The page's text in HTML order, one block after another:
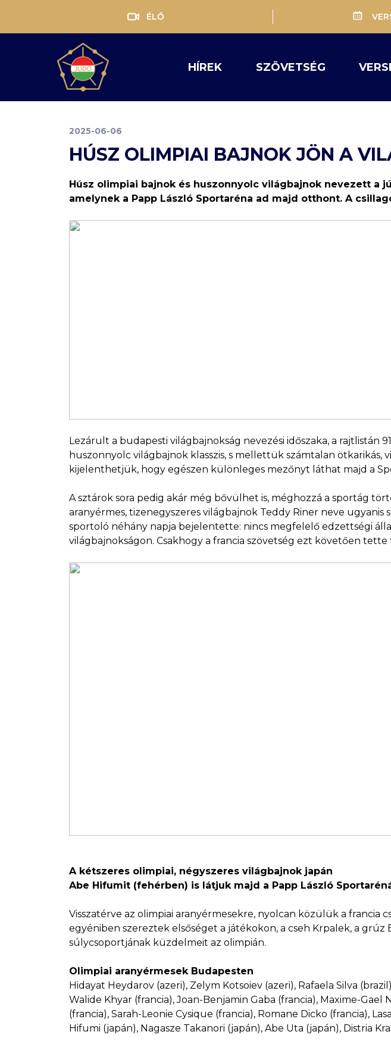
ÉLŐ
HÍREK SZÖVETSÉG
2025-06-06
HÚSZ OLIMPIAI BAJNOK JÖN A
Húsz olimpiai bajnok és huszonnyolc világbajnok nevezett a
amelynek a Papp László Sportaréna ad majd otthont. A
Lezárult a budapesti világbajnokság nevezési időszaka, a rajtlistán
huszonnyolc világbajnok klasszis, s mellettük számtalan
kijelenthetjük, hogy egészen különleges mezőnyt láthat majd a
A sztárok sora pedig akár még bővülhet is, méghozzá a sportág
aranyérmes, tizenegyszeres világbajnok Teddy Riner neve
sportoló néhány napja bejelentette: nincs megfelelő edzettségi
világbajnokságon. Csakhogy a francia szövetség ezt követően
A kétszeres olimpiai, négyszeres világbajnok japán
Abe Hifumit (fehérben) is látjuk majd a Papp László
Visszatérve az olimpiai aranyérmesekre, nyolcan közülük a
egyéniben szereztek elsőséget a játékokon, a cseh Krpalek, a
súlycsoportjának küzdelmeit az olimpián.
Olimpiai aranyérmesek Budapesten
Hidayat Heydarov (azeri), Zelym Kotsoiev (azeri), Rafaela Silva
Walide Khyar (francia), Joan-Benjamin Gaba (francia), Maxime-
(francia), Sarah-Leonie Cysique (francia), Romane Dicko (francia),
Hifumi (japán), Nagasze Takanori (japán), Abe Uta (japán), Distria